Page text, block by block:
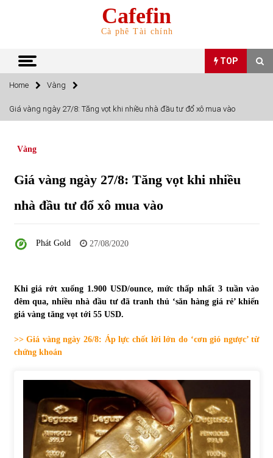
Cafefin
Cà phê Tài chính
TOP
TOP
Top 10 mặt hàng Việt Nam nhập khẩu nhiều nhất tháng
15/06/2022
Top 10 mặt hàng Việt Nam xuất khẩu nhiều nhất tháng
Tự doanh ngày 3.6.2022: CTCK mua ròng 28,7 tỷ đồng
06/06/2022
Bất ổn từ các cuộc đấu giá đất ở Thanh Hoá
31/05/2022
Home Vàng
Giá vàng ngày 27/8: Tăng vọt khi nhiều nhà đầu tư đổ xô mua vào
Vàng
Giá vàng ngày 27/8: Tăng vọt khi nhiều
nhà đầu tư đổ xô mua vào
Phát Gold 27/08/2020
Khi giá rớt xuống 1.900 USD/ounce, mức thấp nhất 3 tuần vào
đêm qua, nhiều nhà đầu tư đã tranh thủ ‘săn hàng giá rẻ’ khiến
giá vàng tăng vọt tới 55 USD.
>> Giá vàng ngày 26/8: Áp lực chốt lời lớn do ‘cơn gió ngược’ từ
chứng khoán